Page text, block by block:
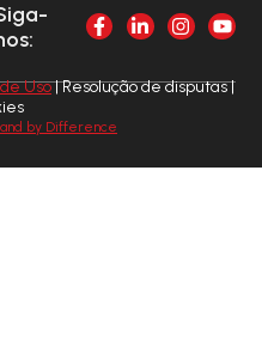
Uso| Resolução de disputas |
by Difference